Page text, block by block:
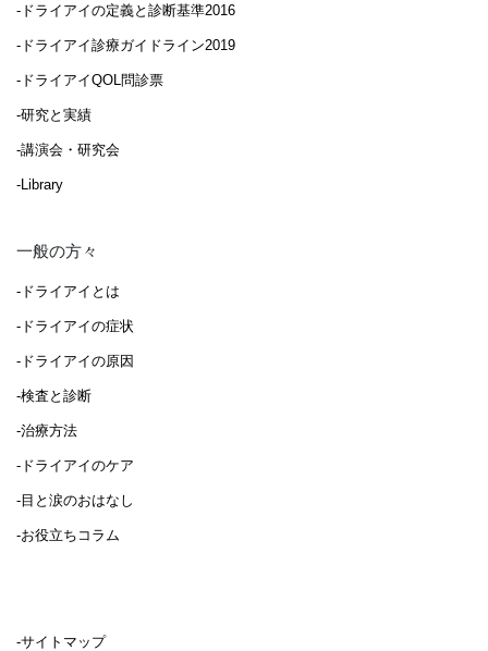
-ドライアイの定義と診断基準2016
-ドライアイ診療ガイドライン2019
-ドライアイQOL問診票
-研究と実績
-講演会・研究会
-Library
一般の方々
-ドライアイとは
-ドライアイの症状
-ドライアイの原因
-検査と診断
-治療方法
-ドライアイのケア
-目と涙のおはなし
-お役立ちコラム
-サイトマップ